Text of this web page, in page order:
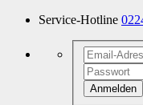
Service-Hotline
Anmelden